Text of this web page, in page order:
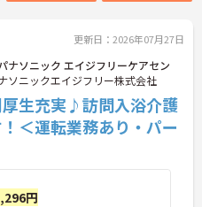
更新日：2026年07月27日
ナソニック エイジフリーケアセン
ソニックエイジフリー株式会社
厚生充実♪訪問入浴介護
＜運転業務あり・パー
円